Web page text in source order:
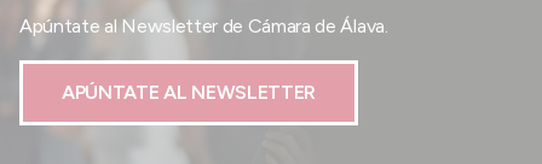
Apúntate al Newsletter de Cámara de Álava.
APÚNTATE AL NEWSLETTER